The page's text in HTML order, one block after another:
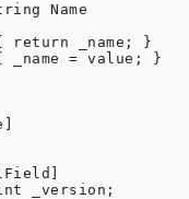
Name
return _name; }
_name = value; }
_version;